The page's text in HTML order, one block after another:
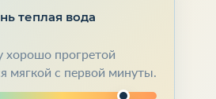
теплая вода
хорошо прогретой
мягкой с первой минуты.